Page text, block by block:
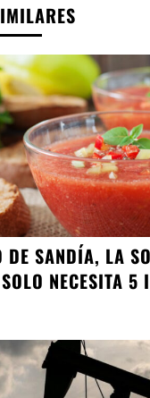
DE SANDÍA, LA
NECESITA 5